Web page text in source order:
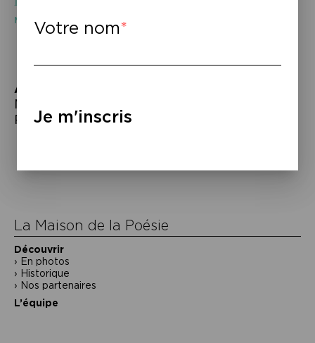
Mûres métamorphoses, Makenzy Orcel
À lire
Makenzy Orcel,
Rivages, 2023.
de
La Maison de la Poésie
Découvrir
En photos
Historique
Nos partenaires
L’équipe
Votre nom
Je m'inscris